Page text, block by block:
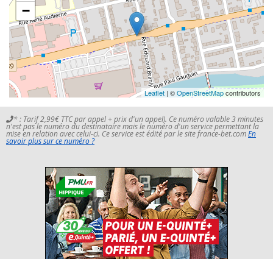
−
Leaflet | ©OpenStreetMapcontributors
* : Tarif 2,99€ TTC par appel + prix d'un appel). Ce numéro valable 3 minutes
n'est pas le numéro du destinataire mais le numéro d'un service permettant la
mise en relation avec celui-ci. Ce service est édité par le site france-bet.comEn
savoir plus sur ce numéro ?